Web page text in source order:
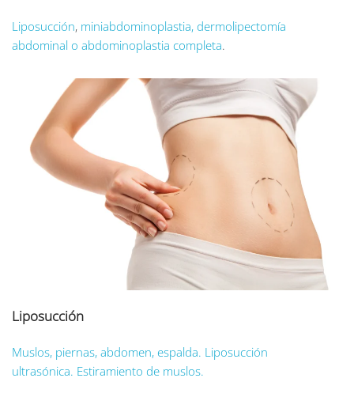
Liposucción, miniabdominoplastia, dermolipectomía
abdominal o abdominoplastia completa.
Liposucción
Muslos, piernas, abdomen, espalda. Liposucción
ultrasónica. Estiramiento de muslos.